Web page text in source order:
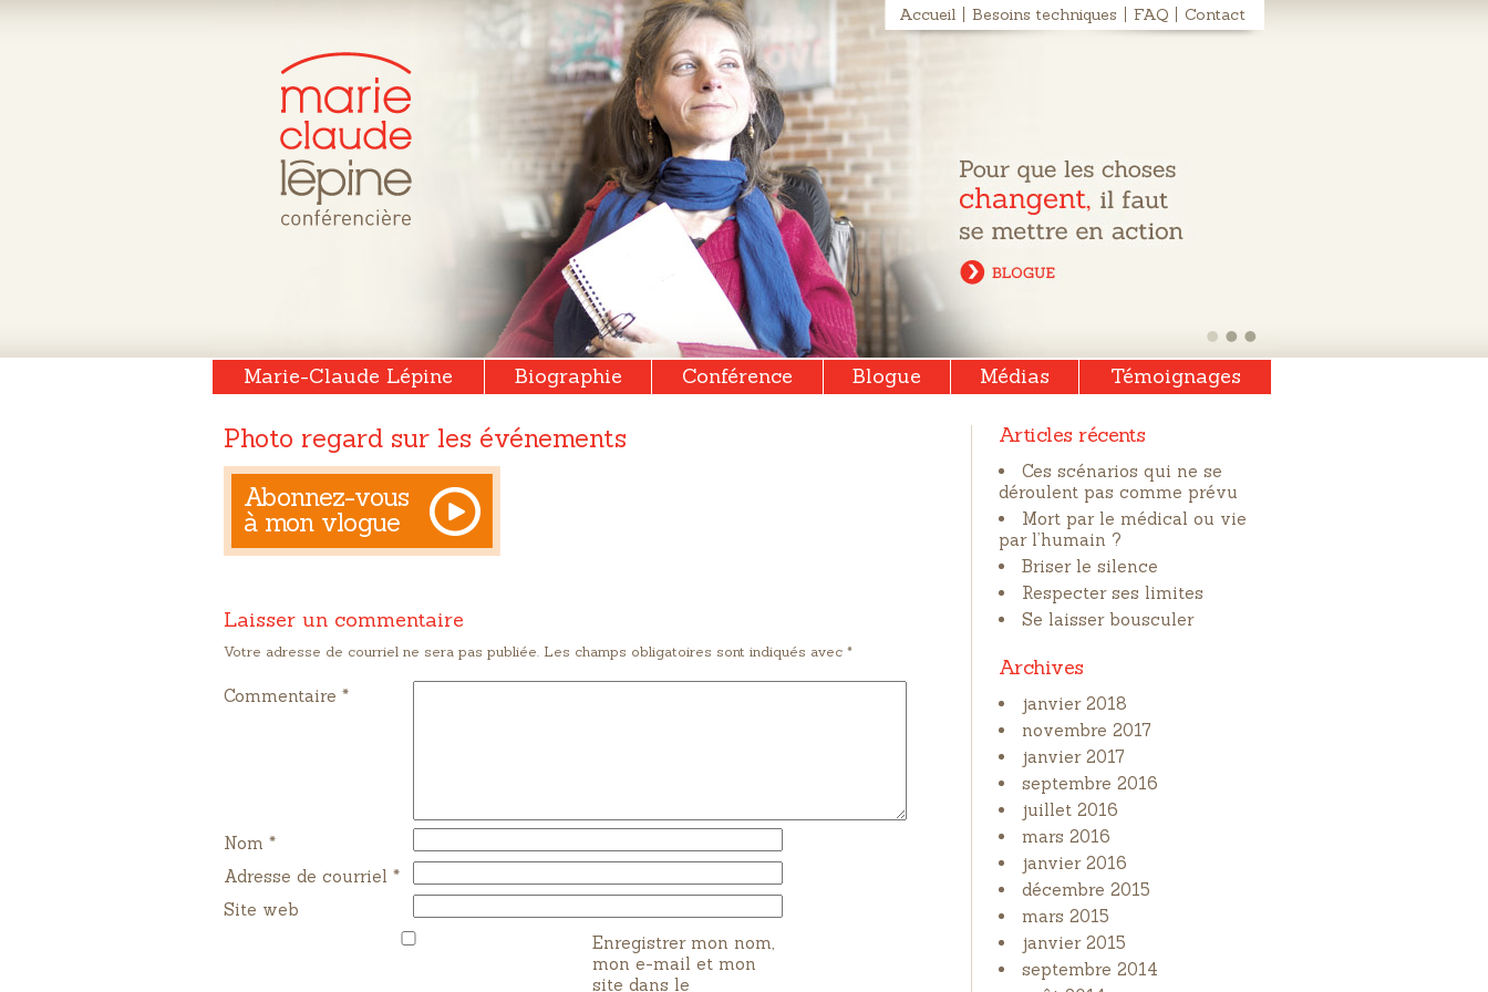
Accueil Besoins techniques FAQ Contact
Marie-Claude Lépine Biographie Conférence Blogue Médias Témoignages
Photo regard sur les événements
Abonnez-vous
à mon vlogue
Laisser un commentaire
Votre adresse de courriel ne sera pas publiée. Les champs obligatoires sont indiqués avec *
Commentaire *
Nom *
Adresse de courriel *
Site web
Enregistrer mon nom,
mon e-mail et mon
site dans le
Articles récents
Ces scénarios qui ne se
déroulent pas comme prévu
Mort par le médical ou vie
par l’humain ?
Briser le silence
Respecter ses limites
Se laisser bousculer
Archives
janvier 2018
novembre 2017
janvier 2017
septembre 2016
juillet 2016
mars 2016
janvier 2016
décembre 2015
mars 2015
janvier 2015
septembre 2014